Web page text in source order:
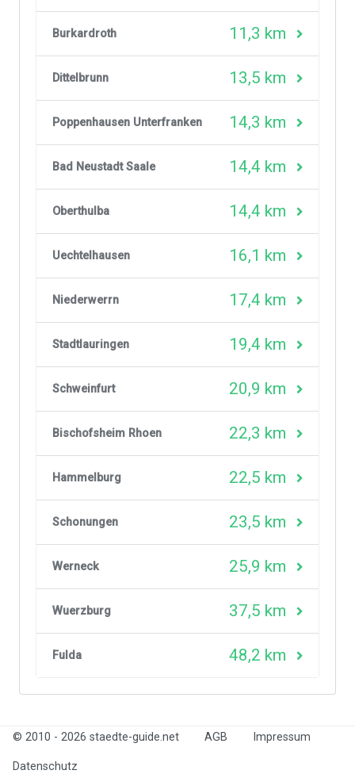
Burkardroth 11,3 km
Dittelbrunn 13,5 km
Poppenhausen Unterfranken 14,3 km
Bad Neustadt Saale 14,4 km
Oberthulba 14,4 km
Uechtelhausen 16,1 km
Niederwerrn 17,4 km
Stadtlauringen 19,4 km
Schweinfurt 20,9 km
Bischofsheim Rhoen 22,3 km
Hammelburg 22,5 km
Schonungen 23,5 km
Werneck 25,9 km
Wuerzburg 37,5 km
Fulda 48,2 km
© 2010 - 2026 staedte-guide.net AGB Impressum
Datenschutz